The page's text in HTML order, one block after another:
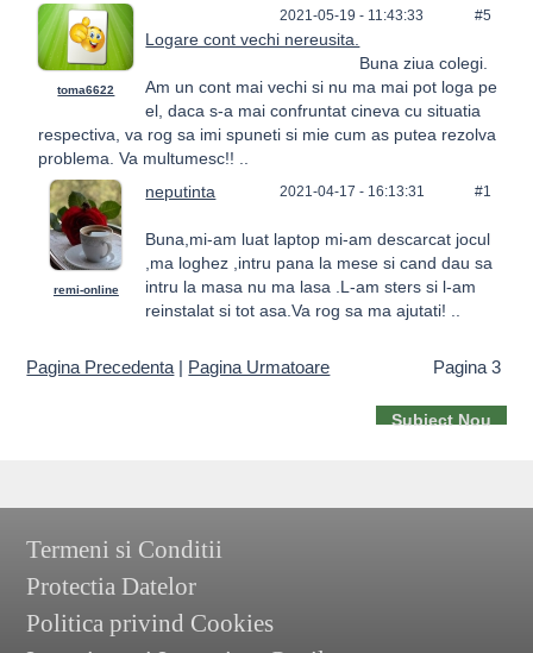
toma6622
#5
2021-05-19 - 11:43:33
Logare cont vechi nereusita.
Buna ziua colegi.
Am un cont mai vechi si nu ma mai pot loga pe
el, daca s-a mai confruntat cineva cu situatia
respectiva, va rog sa imi spuneti si mie cum as putea rezolva
problema. Va multumesc!! ..
remi-online
#1
2021-04-17 - 16:13:31
neputinta
Buna,mi-am luat laptop mi-am descarcat jocul
,ma loghez ,intru pana la mese si cand dau sa
intru la masa nu ma lasa .L-am sters si l-am
reinstalat si tot asa.Va rog sa ma ajutati! ..
Pagina Precedenta | Pagina Urmatoare Pagina 3
Subiect Nou
Termeni si Conditii
Protectia Datelor
Politica privind Cookies